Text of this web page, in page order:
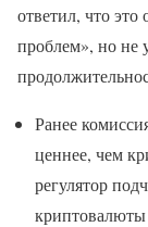
ответил, что это
проблем», но не
Ранее
ценнее, чем
регулятор
криптовалюты